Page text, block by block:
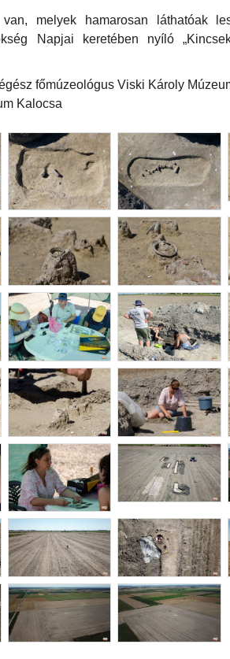
melyek hamarosan láthatóak
Napjai keretében nyíló
főmúzeológus Viski Károly
Kalocsa